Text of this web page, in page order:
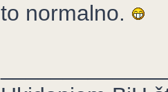
to normalno.